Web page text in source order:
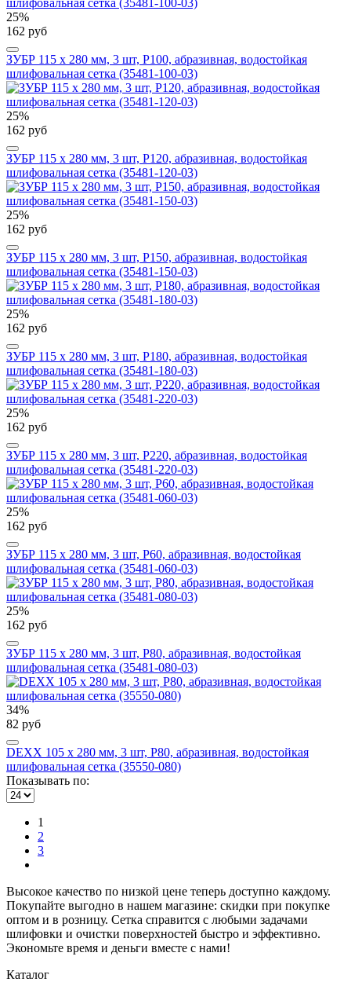
25%
162 руб
ЗУБР 115 х 280 мм, 3 шт, P100, абразивная, водостойкая
шлифовальная сетка (35481-100-03)
25%
162 руб
ЗУБР 115 х 280 мм, 3 шт, P120, абразивная, водостойкая
шлифовальная сетка (35481-120-03)
25%
162 руб
ЗУБР 115 х 280 мм, 3 шт, P150, абразивная, водостойкая
шлифовальная сетка (35481-150-03)
25%
162 руб
ЗУБР 115 х 280 мм, 3 шт, P180, абразивная, водостойкая
шлифовальная сетка (35481-180-03)
25%
162 руб
ЗУБР 115 х 280 мм, 3 шт, P220, абразивная, водостойкая
шлифовальная сетка (35481-220-03)
25%
162 руб
ЗУБР 115 х 280 мм, 3 шт, P60, абразивная, водостойкая
шлифовальная сетка (35481-060-03)
25%
162 руб
ЗУБР 115 х 280 мм, 3 шт, P80, абразивная, водостойкая
шлифовальная сетка (35481-080-03)
34%
82 руб
DEXX 105 х 280 мм, 3 шт, Р80, абразивная, водостойкая
шлифовальная сетка (35550-080)
Показывать по:
1
2
3
Высокое качество по низкой цене теперь доступно каждому.
Покупайте выгодно в нашем магазине: скидки при покупке
оптом и в розницу. Сетка справится с любыми задачами
шлифовки и очистки поверхностей быстро и эффективно.
Экономьте время и деньги вместе с нами!
Каталог